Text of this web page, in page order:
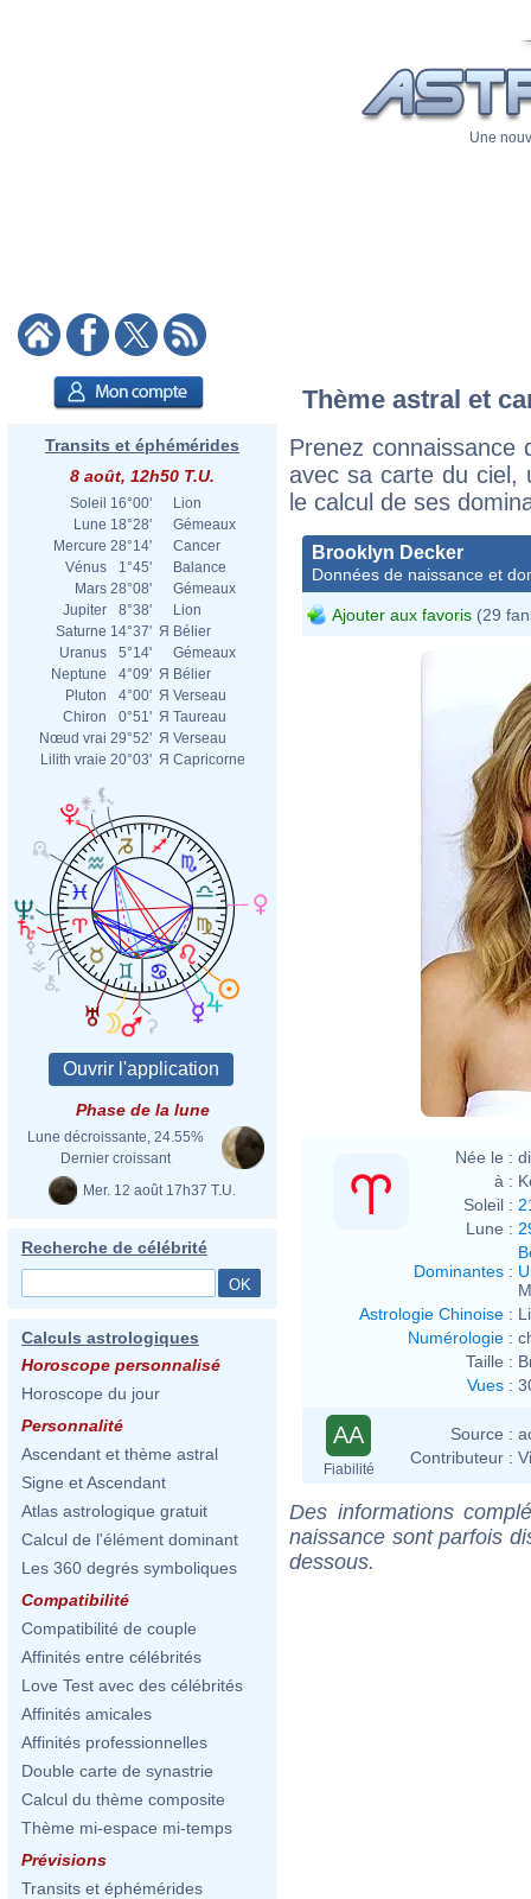
Une
Transits et éphémérides
8 août, 12h50 T.U.
Soleil 16°00'
Lion
Lune 18°28'
Gémeaux
Mercure 28°14'
Cancer
Vénus
1°45'
Balance
Mars 28°08'
Gémeaux
Jupiter
8°38'
Lion
Saturne 14°37' Я Bélier
Uranus
5°14'
Gémeaux
Neptune
4°09' Я Bélier
Pluton
4°00' Я Verseau
Chiron
0°51' Я Taureau
Nœud vrai 29°52' Я Verseau
Lilith vraie 20°03' Я Capricorne
Phase de la lune
Lune décroissante, 24.55%
Dernier croissant
Mer. 12 août 17h37 T.U.
Recherche de célébrité
Calculs astrologiques
Horoscope personnalisé
Horoscope du jour
Personnalité
Ascendant et thème astral
Signe et Ascendant
Atlas astrologique gratuit
Calcul de l'élément dominant
Les 360 degrés symboliques
Compatibilité
Compatibilité de couple
Affinités entre célébrités
Love Test avec des célébrités
Affinités amicales
Affinités professionnelles
Double carte de synastrie
Calcul du thème composite
Thème mi-espace mi-temps
Prévisions
Transits et éphémérides
Thème astral et
Prenez connaissance
avec sa carte du ciel,
le calcul de ses
Brooklyn Decker
Données de naissance et
Ajouter aux favoris (29
Née le :
à :
Soleil :
Lune :
Dominantes :
Astrologie Chinoise :
Numérologie :
Taille :
Vues :
AA
Fiabilité
Source :
Contributeur :
Des informations
naissance sont parfois
dessous.